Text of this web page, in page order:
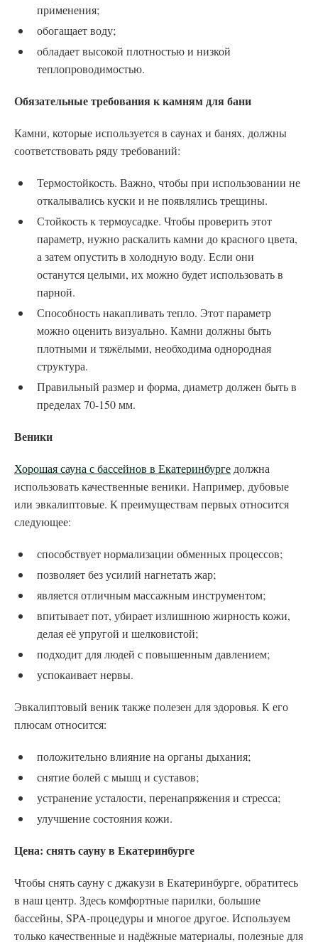
применения;
обогащает воду;
обладает высокой плотностью и низкой
теплопроводимостью.
Обязательные требования к камням для бани
Камни, которые используется в саунах и банях, должны
соответствовать ряду требований:
Термостойкость. Важно, чтобы при использовании не
откалывались куски и не появлялись трещины.
Стойкость к термоусадке. Чтобы проверить этот
параметр, нужно раскалить камни до красного цвета,
а затем опустить в холодную воду. Если они
останутся целыми, их можно будет использовать в
парной.
Способность накапливать тепло. Этот параметр
можно оценить визуально. Камни должны быть
плотными и тяжёлыми, необходима однородная
структура.
Правильный размер и форма, диаметр должен быть в
пределах 70-150 мм.
Веники
Хорошая сауна с бассейнов в Екатеринбурге должна
использовать качественные веники. Например, дубовые
или эвкалиптовые. К преимуществам первых относится
следующее:
способствует нормализации обменных процессов;
позволяет без усилий нагнетать жар;
является отличным массажным инструментом;
впитывает пот, убирает излишнюю жирность кожи,
делая её упругой и шелковистой;
подходит для людей с повышенным давлением;
успокаивает нервы.
Эвкалиптовый веник также полезен для здоровья. К его
плюсам относится:
положительно влияние на органы дыхания;
снятие болей с мышц и суставов;
устранение усталости, перенапряжения и стресса;
улучшение состояния кожи.
Цена: снять сауну в Екатеринбурге
Чтобы снять сауну с джакузи в Екатеринбурге, обратитесь
в наш центр. Здесь комфортные парилки, большие
бассейны, SPA-процедуры и многое другое. Используем
только качественные и надёжные материалы, полезные для